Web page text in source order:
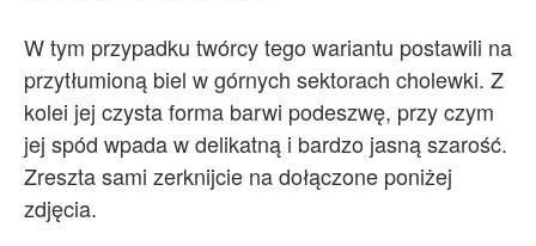
W tym przypadku twórcy tego wariantu postawili na
przytłumioną biel w górnych sektorach cholewki. Z
kolei jej czysta forma barwi podeszwę, przy czym
jej spód wpada w delikatną i bardzo jasną szarość.
Zreszta sami zerknijcie na dołączone poniżej
zdjęcia.